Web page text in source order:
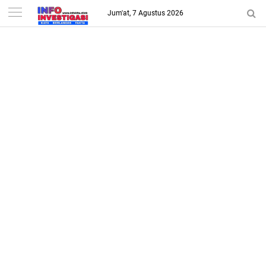
-->
Jum'at, 7 Agustus 2026